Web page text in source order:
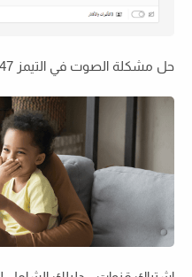
حل مشكلة الصوت في التيمز 1447 بسهولة